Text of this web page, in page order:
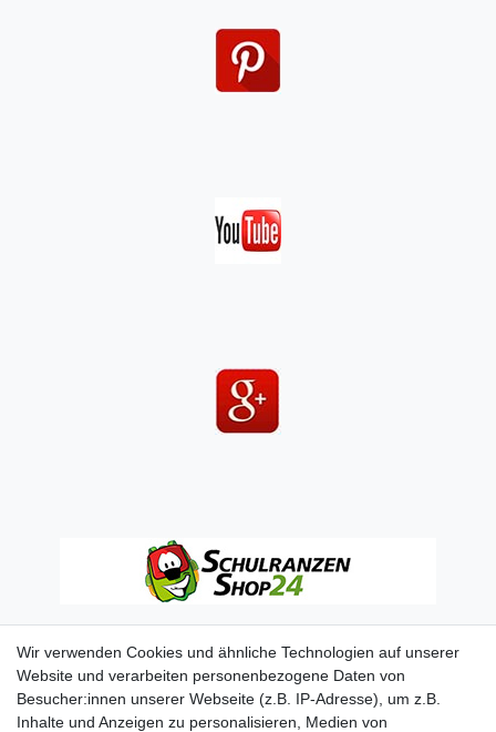
Wir verwenden Cookies und ähnliche Technologien auf unserer
Website und verarbeiten personenbezogene Daten von
Besucher:innen unserer Webseite (z.B. IP-Adresse), um z.B.
Inhalte und Anzeigen zu personalisieren, Medien von